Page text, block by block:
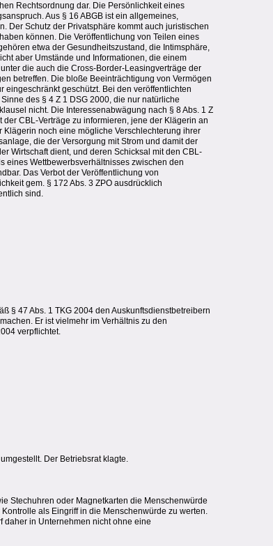
Rechtsordnung dar. Die Persönlichkeit eines
Aus § 16 ABGB ist ein allgemeines,
Der Schutz der Privatsphäre kommt auch juristischen
können. Die Veröffentlichung von Teilen eines
etwa der Gesundheitszustand, die Intimsphäre,
aber Umstände und Informationen, die einem
die auch die Cross-Border-Leasingverträge der
betreffen. Die bloße Beeinträchtigung von Vermögen
eingeschränkt geschützt. Bei den veröffentlichten
des § 4 Z 1 DSG 2000, die nur natürliche
nicht. Die Interessenabwägung nach § 8 Abs. 1 Z
CBL-Verträge zu informieren, jene der Klägerin an
noch eine mögliche Verschlechterung ihrer
die der Versorgung mit Strom und damit der
Wirtschaft dient, und deren Schicksal mit den CBL-
eines Wettbewerbsverhältnisses zwischen den
Das Verbot der Veröffentlichung von
gem. § 172 Abs. 3 ZPO ausdrücklich
sind.
§ 47 Abs. 1 TKG 2004 den Auskunftsdienstbetreibern
Er ist vielmehr im Verhältnis zu den
verpflichtet.
Der Betriebsrat klagte.
Stechuhren oder Magnetkarten die Menschenwürde
als Eingriff in die Menschenwürde zu werten.
daher in Unternehmen nicht ohne eine